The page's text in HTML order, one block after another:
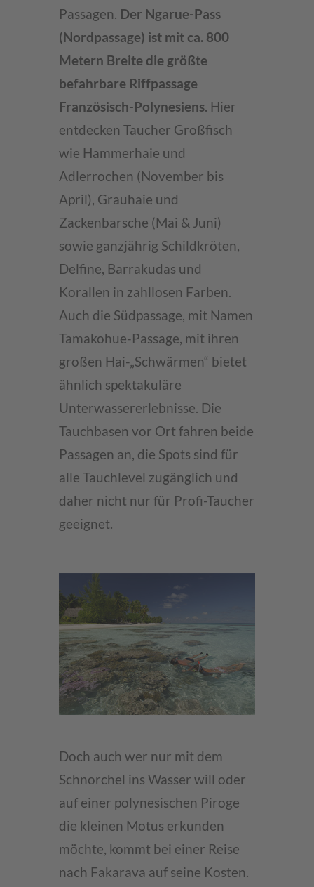
Passagen. Der Ngarue-Pass
(Nordpassage) ist mit ca. 800
Metern Breite die größte
befahrbare Riffpassage
Französisch-Polynesiens. Hier
entdecken Taucher Großfisch
wie Hammerhaie und
Adlerrochen (November bis
April), Grauhaie und
Zackenbarsche (Mai & Juni)
sowie ganzjährig Schildkröten,
Delfine, Barrakudas und
Korallen in zahllosen Farben.
Auch die Südpassage, mit Namen
Tamakohue-Passage, mit ihren
großen Hai-„Schwärmen“ bietet
ähnlich spektakuläre
Unterwassererlebnisse. Die
Tauchbasen vor Ort fahren beide
Passagen an, die Spots sind für
alle Tauchlevel zugänglich und
daher nicht nur für Profi-Taucher
geeignet.
Doch auch wer nur mit dem
Schnorchel ins Wasser will oder
auf einer polynesischen Piroge
die kleinen Motus erkunden
möchte, kommt bei einer Reise
nach Fakarava auf seine Kosten.